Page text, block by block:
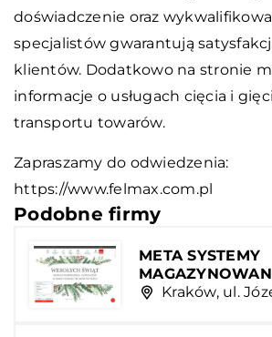
doświadczenie oraz
specjalistów gwarantują
klientów. Dodatkowo na stronie
informacje o usługach cięcia i
transportu towarów.
Zapraszamy do odwiedzenia:
https://www.felmax.com.pl
Podobne firmy
META SYSTEMY
Kraków, ul.